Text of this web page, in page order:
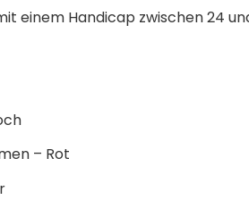
einem Handicap zwischen 24
– Rot